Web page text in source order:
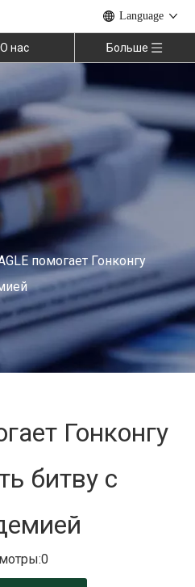
Language
О нас Больше
помогает Гонконгу
Гонконгу
битву с
0